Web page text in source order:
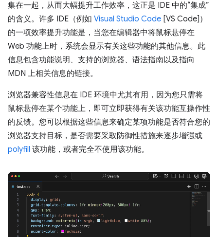
集在一起，从而大幅提升工作效率，这正是 IDE 中的“集成”
的含义。许多 IDE（例如 Visual Studio Code [VS Code]）
的一项效率提升功能是，当您在编辑器中将鼠标悬停在
Web 功能上时，系统会显示有关这些功能的其他信息。此
信息包含功能说明、支持的浏览器、语法指南以及指向
MDN 上相关信息的链接。
浏览器兼容性信息在 IDE 环境中尤其有用，因为您只需将
鼠标悬停在某个功能上，即可立即获得有关该功能互操作性
的反馈。您可以根据这些信息来确定某项功能是否符合您的
浏览器支持目标，是否需要采取防御性措施来逐步增强或
polyfill 该功能，或者完全不使用该功能。